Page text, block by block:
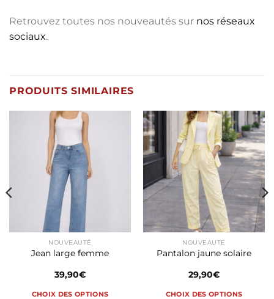
Retrouvez toutes nos nouveautés sur nos réseaux
sociaux.
PRODUITS SIMILAIRES
NOUVEAUTÉ
Jean large femme
39,90€
CHOIX DES OPTIONS
NOUVEAUTÉ
Pantalon jaune solaire
29,90€
CHOIX DES OPTIONS